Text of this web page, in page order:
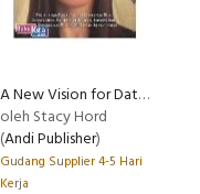
A New Vision for Dating
oleh Stacy Hord
(Andi Publisher)
Gudang Supplier 4-5 Hari
Kerja